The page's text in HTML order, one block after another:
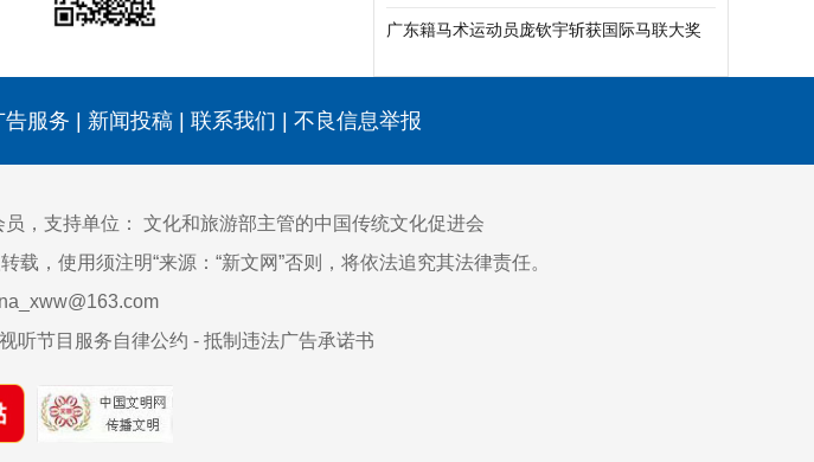
广东籍马术运动员庞钦宇斩获国际马联大奖
赛桂冠
告服务 新闻投稿 联系我们 不良信息举报
，支持单位： 文化和旅游部主管的中国传统文化促进会
，使用须注明“来源：“新文网”否则，将依法追究其法律责任。
听节目服务自律公约 - 抵制违法广告承诺书